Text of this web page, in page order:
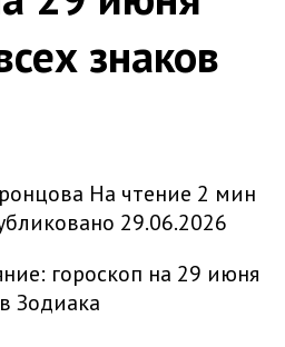
знаков
На чтение 2 мин
29.06.2026